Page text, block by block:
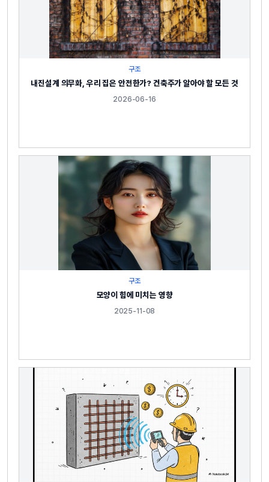
구조
내진설계 의무화, 우리 집은 안전한가? 건축주가 알아야 할 모든 것
2026-06-16
구조
모양이 힘에 미치는 영향
2025-11-08